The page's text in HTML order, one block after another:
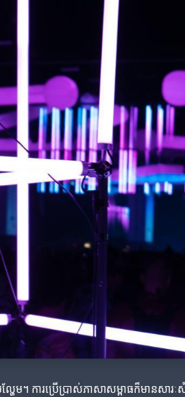
ល្ហែម។ ការប្រើប្រាស់ភាសាសម្ពាធក៏មាន